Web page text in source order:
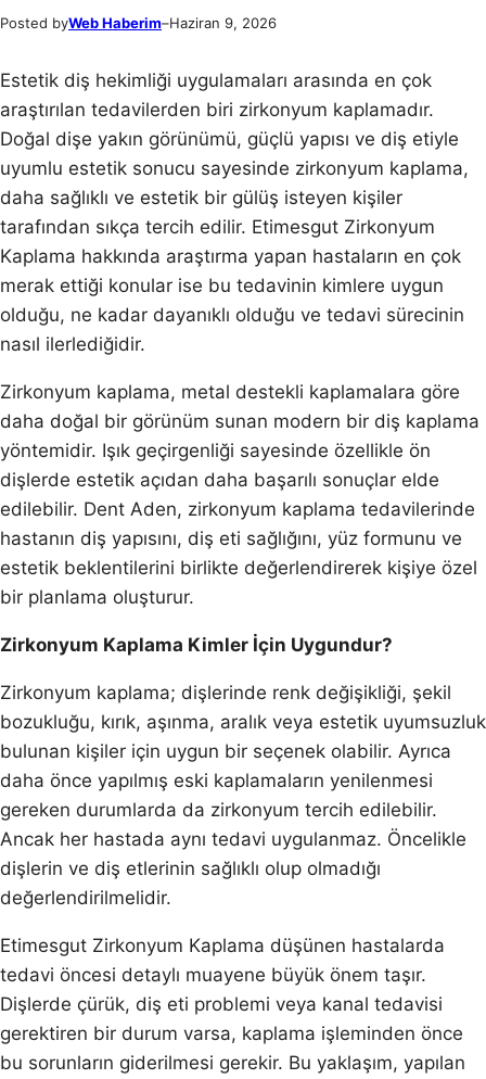
Posted byWeb Haberim–Haziran 9, 2026
Estetik diş hekimliği uygulamaları arasında en çok
araştırılan tedavilerden biri zirkonyum kaplamadır.
Doğal dişe yakın görünümü, güçlü yapısı ve diş etiyle
uyumlu estetik sonucu sayesinde zirkonyum kaplama,
daha sağlıklı ve estetik bir gülüş isteyen kişiler
tarafından sıkça tercih edilir. Etimesgut Zirkonyum
Kaplama hakkında araştırma yapan hastaların en çok
merak ettiği konular ise bu tedavinin kimlere uygun
olduğu, ne kadar dayanıklı olduğu ve tedavi sürecinin
nasıl ilerlediğidir.
Zirkonyum kaplama, metal destekli kaplamalara göre
daha doğal bir görünüm sunan modern bir diş kaplama
yöntemidir. Işık geçirgenliği sayesinde özellikle ön
dişlerde estetik açıdan daha başarılı sonuçlar elde
edilebilir. Dent Aden, zirkonyum kaplama tedavilerinde
hastanın diş yapısını, diş eti sağlığını, yüz formunu ve
estetik beklentilerini birlikte değerlendirerek kişiye özel
bir planlama oluşturur.
Zirkonyum Kaplama Kimler İçin Uygundur?
Zirkonyum kaplama; dişlerinde renk değişikliği, şekil
bozukluğu, kırık, aşınma, aralık veya estetik uyumsuzluk
bulunan kişiler için uygun bir seçenek olabilir. Ayrıca
daha önce yapılmış eski kaplamaların yenilenmesi
gereken durumlarda da zirkonyum tercih edilebilir.
Ancak her hastada aynı tedavi uygulanmaz. Öncelikle
dişlerin ve diş etlerinin sağlıklı olup olmadığı
değerlendirilmelidir.
Etimesgut Zirkonyum Kaplama düşünen hastalarda
tedavi öncesi detaylı muayene büyük önem taşır.
Dişlerde çürük, diş eti problemi veya kanal tedavisi
gerektiren bir durum varsa, kaplama işleminden önce
bu sorunların giderilmesi gerekir. Bu yaklaşım, yapılan